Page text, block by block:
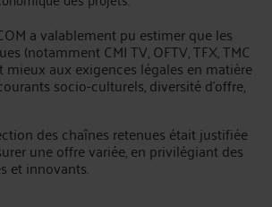
a valablement pu estimer que les
(notamment CMI TV, OFTV, TFX, TMC
aux exigences légales en matière
socio-culturels, diversité d'offre,
des chaînes retenues était justifiée
une offre variée, en privilégiant des
et innovants.